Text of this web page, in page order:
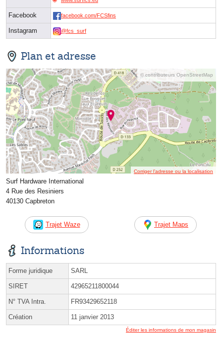
Facebook facebook.com/FCSfins
Instagram @fcs_surf
Plan et adresse
© contributeurs OpenStreetMap
Corriger l’adresse ou la localisation
Surf Hardware International
4 Rue des Resiniers
40130 Capbreton
Trajet Waze Trajet Maps
Informations
Forme juridique SARL
SIRET 42965211800044
N° TVA Intra. FR93429652118
Création 11 janvier 2013
Éditer les informations de mon magasin